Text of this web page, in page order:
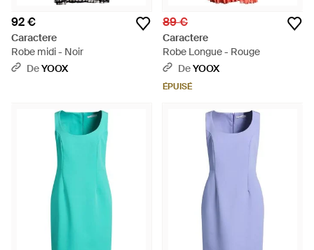
92 €
Caractere
Robe midi - Noir
DeYOOX
89 €
Caractere
Robe Longue - Rouge
DeYOOX
ÉPUISÉ